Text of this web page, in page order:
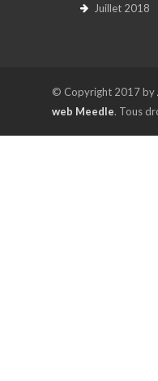
Juillet 2018
© Copyright 2017 by
web Meedle. Tous